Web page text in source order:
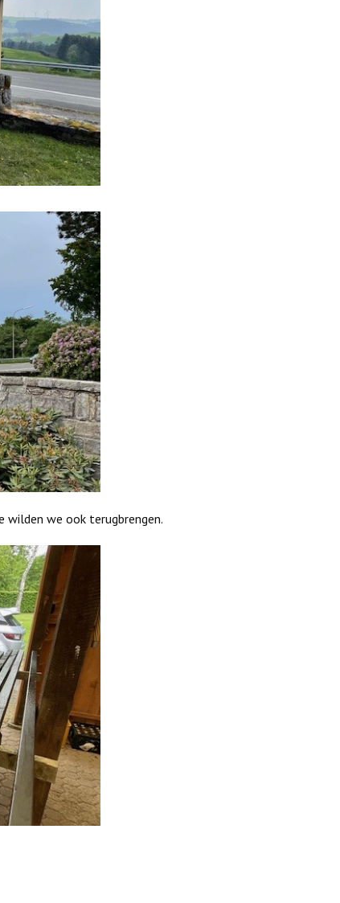
we ook terugbrengen.